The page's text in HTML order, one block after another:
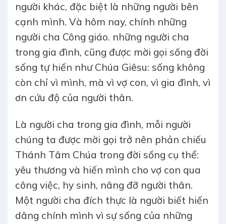
người khác, đặc biệt là những người bên
cạnh mình. Và hôm nay, chính những
người cha Công giáo. những người cha
trong gia đình, cũng được mời gọi sống đời
sống tự hiến như Chúa Giêsu: sống không
còn chỉ vì mình, mà vì vợ con, vì gia đình, vì
ơn cứu độ của người thân.
Là người cha trong gia đình, mỗi người
chúng ta được mời gọi trở nên phản chiếu
Thánh Tâm Chúa trong đời sống cụ thể:
yêu thương và hiến mình cho vợ con qua
công việc, hy sinh, nâng đỡ người thân.
Một người cha đích thực là người biết hiến
dâng chính mình vì sự sống của những